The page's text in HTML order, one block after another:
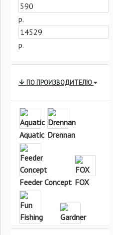
р.
р.
ПО ПРОИЗВОДИТЕЛЮ
Aquatic Drennan
Feeder Concept FOX
Fun Fishing Gardner